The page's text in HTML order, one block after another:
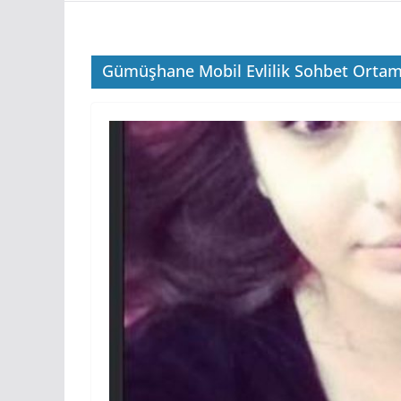
Gümüşhane Mobil Evlilik Sohbet